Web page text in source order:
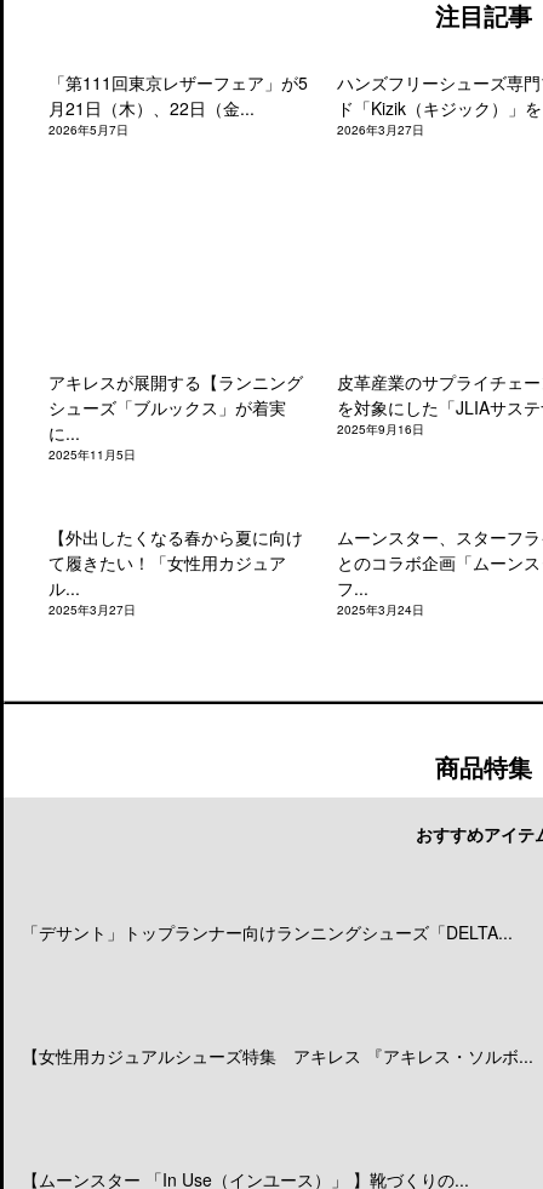
注目記事
「第111回東京レザーフェア」が5
月21日（木）、22日（金...
2026年5月7日
ハンズフリーシューズ専
ド「Kizik（キジック）」
2026年3月27日
アキレスが展開する【ランニング
シューズ「ブルックス」が着実
に...
2025年11月5日
皮革産業のサプライチェ
を対象にした「JLIAサス
2025年9月16日
【外出したくなる春から夏に向け
て履きたい！「女性用カジュア
ル...
2025年3月27日
ムーンスター、スターフ
とのコラボ企画「ムーン
フ...
2025年3月24日
商品特集
おすすめアイテ
「デサント」トップランナー向けランニングシューズ「DELTA...
【女性用カジュアルシューズ特集 アキレス 『アキレス・ソルボ...
【ムーンスター 「In Use（インユース）」 】靴づくりの...